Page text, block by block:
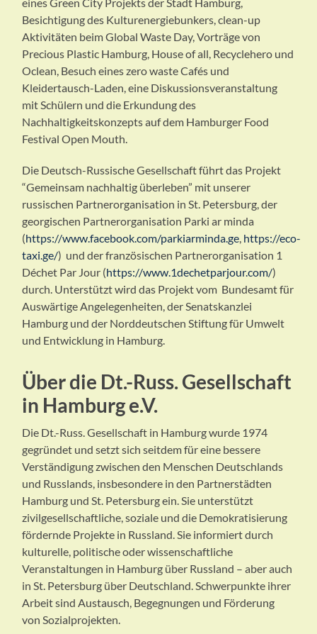
Besichtigung des Kulturenergiebunkers, clean-up
Aktivitäten beim Global Waste Day, Vorträge von
Precious Plastic Hamburg, House of all, Recyclehero und
Oclean, Besuch eines zero waste Cafés und
Kleidertausch-Laden, eine Diskussionsveranstaltung
mit Schülern und die Erkundung des
Nachhaltigkeitskonzepts auf dem Hamburger Food
Festival Open Mouth.
Die Deutsch-Russische Gesellschaft führt das Projekt
“Gemeinsam nachhaltig überleben” mit unserer
russischen Partnerorganisation in St. Petersburg, der
georgischen Partnerorganisation Parki ar minda
(https://www.facebook.com/parkiarminda.ge, https://eco-
taxi.ge/) und der französischen Partnerorganisation 1
Déchet Par Jour (https://www.1dechetparjour.com/)
durch. Unterstützt wird das Projekt vom Bundesamt für
Auswärtige Angelegenheiten, der Senatskanzlei
Hamburg und der Norddeutschen Stiftung für Umwelt
und Entwicklung in Hamburg.
Über die Dt.-Russ. Gesellschaft
in Hamburg e.V.
Die Dt.-Russ. Gesellschaft in Hamburg wurde 1974
gegründet und setzt sich seitdem für eine bessere
Verständigung zwischen den Menschen Deutschlands
und Russlands, insbesondere in den Partnerstädten
Hamburg und St. Petersburg ein. Sie unterstützt
zivilgesellschaftliche, soziale und die Demokratisierung
fördernde Projekte in Russland. Sie informiert durch
kulturelle, politische oder wissenschaftliche
Veranstaltungen in Hamburg über Russland – aber auch
in St. Petersburg über Deutschland. Schwerpunkte ihrer
Arbeit sind Austausch, Begegnungen und Förderung
von Sozialprojekten.